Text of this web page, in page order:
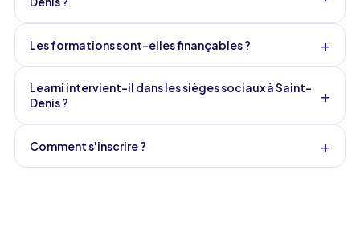
Les formations sont-elles finançables ? +
Learni intervient-il dans les sièges sociaux à Saint-
Denis ?
+
Comment s'inscrire ? +